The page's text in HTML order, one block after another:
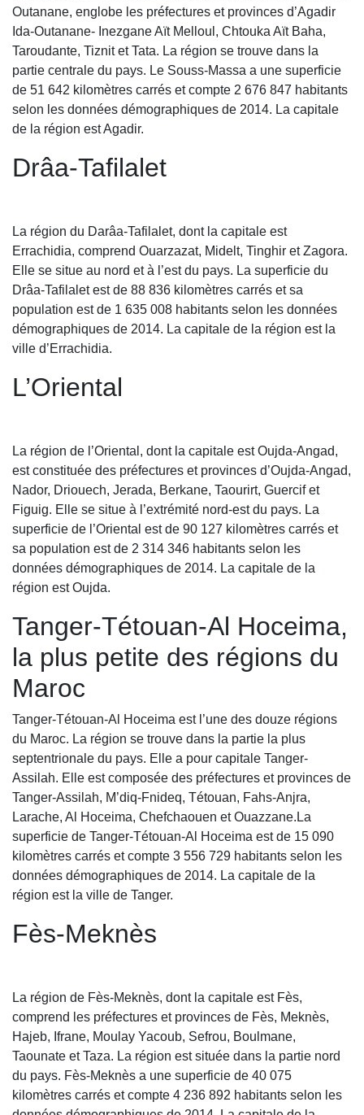
Outanane, englobe les préfectures et provinces d’Agadir
Ida-Outanane- Inezgane Aït Melloul, Chtouka Aït Baha,
Taroudante, Tiznit et Tata. La région se trouve dans la
partie centrale du pays. Le Souss-Massa a une superficie
de 51 642 kilomètres carrés et compte 2 676 847 habitants
selon les données démographiques de 2014. La capitale
de la région est Agadir.
Drâa-Tafilalet
La région du Darâa-Tafilalet, dont la capitale est
Errachidia, comprend Ouarzazat, Midelt, Tinghir et Zagora.
Elle se situe au nord et à l’est du pays. La superficie du
Drâa-Tafilalet est de 88 836 kilomètres carrés et sa
population est de 1 635 008 habitants selon les données
démographiques de 2014. La capitale de la région est la
ville d’Errachidia.
L’Oriental
La région de l’Oriental, dont la capitale est Oujda-Angad,
est constituée des préfectures et provinces d’Oujda-Angad,
Nador, Driouech, Jerada, Berkane, Taourirt, Guercif et
Figuig. Elle se situe à l’extrémité nord-est du pays. La
superficie de l’Oriental est de 90 127 kilomètres carrés et
sa population est de 2 314 346 habitants selon les
données démographiques de 2014. La capitale de la
région est Oujda.
Tanger-Tétouan-Al Hoceima,
la plus petite des régions du
Maroc
Tanger-Tétouan-Al Hoceima est l’une des douze régions
du Maroc. La région se trouve dans la partie la plus
septentrionale du pays. Elle a pour capitale Tanger-
Assilah. Elle est composée des préfectures et provinces de
Tanger-Assilah, M’diq-Fnideq, Tétouan, Fahs-Anjra,
Larache, Al Hoceima, Chefchaouen et Ouazzane.La
superficie de Tanger-Tétouan-Al Hoceima est de 15 090
kilomètres carrés et compte 3 556 729 habitants selon les
données démographiques de 2014. La capitale de la
région est la ville de Tanger.
Fès-Meknès
La région de Fès-Meknès, dont la capitale est Fès,
comprend les préfectures et provinces de Fès, Meknès,
Hajeb, Ifrane, Moulay Yacoub, Sefrou, Boulmane,
Taounate et Taza. La région est située dans la partie nord
du pays. Fès-Meknès a une superficie de 40 075
kilomètres carrés et compte 4 236 892 habitants selon les